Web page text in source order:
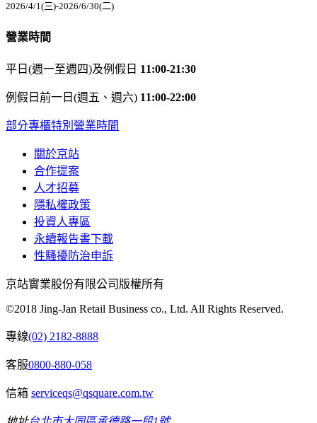
2026/4/1(三)-2026/6/30(二)
營業時間
平日(週一至週四)及例假日 11:00-21:30
例假日前一日(週五、週六) 11:00-22:00
部分專櫃特別營業時間
關於京站
合作提案
人才招募
隱私權政策
投資人專區
永續報告書下載
性騷擾防治申訴
京站實業股份有限公司版權所有
©2018 Jing-Jan Retail Business co., Ltd. All Rights Reserved.
專線(02) 2182-8888
客服0800-880-058
信箱 serviceqs@qsquare.com.tw